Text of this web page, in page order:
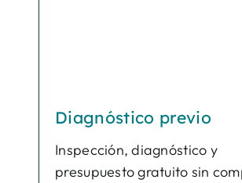
Diagnóstico previo
Inspección, diagnóstico y
presupuesto gratuito sin